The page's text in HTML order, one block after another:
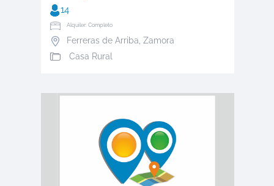
14
Alquiler: Completo
Ferreras de Arriba, Zamora
Casa Rural